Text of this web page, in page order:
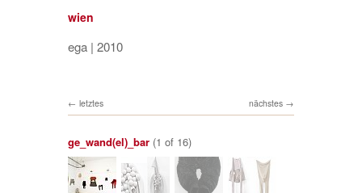
wien
ega | 2010
nächstes
letztes
ge_wand(el)_bar (1 of 16)